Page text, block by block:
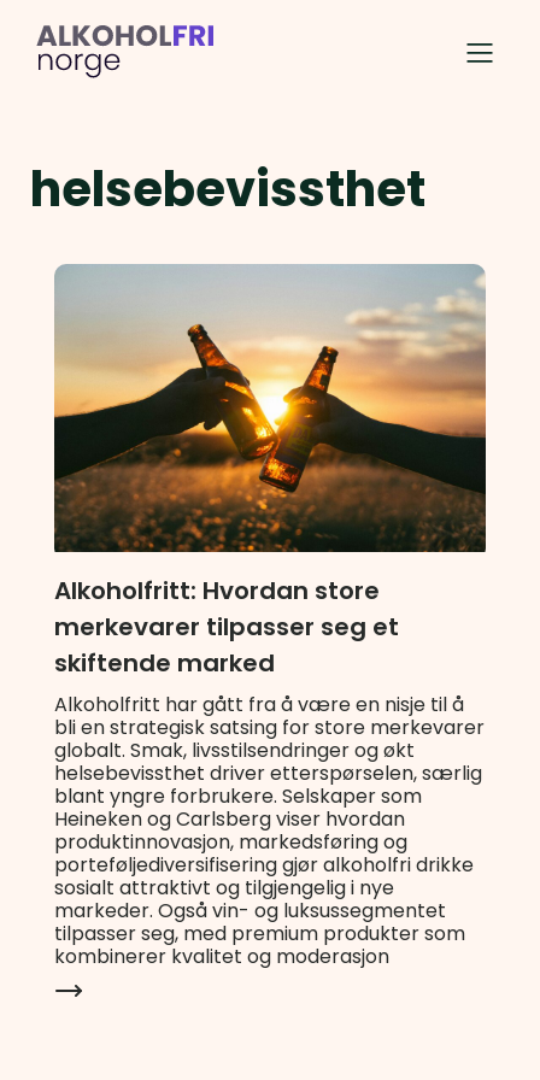
helsebevissthet
Alkoholfritt: Hvordan store
merkevarer tilpasser seg et
skiftende marked
Alkoholfritt har gått fra å være en nisje til å
bli en strategisk satsing for store merkevarer
globalt. Smak, livsstilsendringer og økt
helsebevissthet driver etterspørselen, særlig
blant yngre forbrukere. Selskaper som
Heineken og Carlsberg viser hvordan
produktinnovasjon, markedsføring og
porteføljediversifisering gjør alkoholfri drikke
sosialt attraktivt og tilgjengelig i nye
markeder. Også vin- og luksussegmentet
tilpasser seg, med premium produkter som
kombinerer kvalitet og moderasjon